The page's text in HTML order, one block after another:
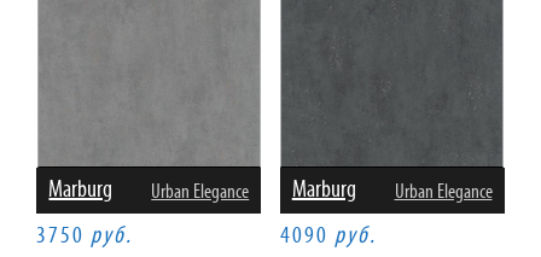
Marburg Urban Elegance
3750 руб.
Marburg Urban Elegance
4090 руб.